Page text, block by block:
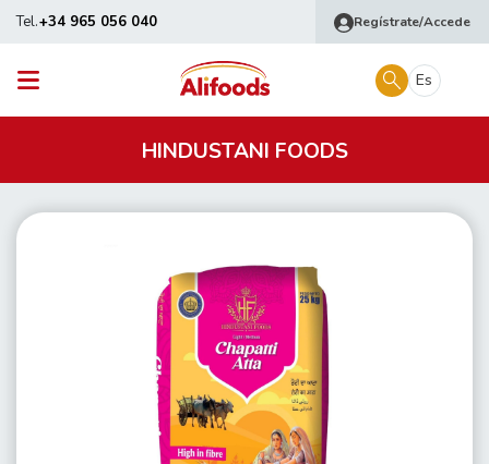
Tel.+34 965 056 040 Regístrate/Accede
Es
HINDUSTANI FOODS